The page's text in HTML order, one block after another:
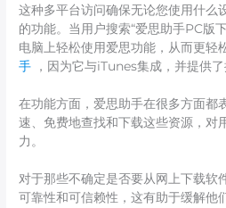
这种多平台访问确保无论您使用什么
的功能。当用户搜索“爱思助手PC版
电脑上轻松使用爱思功能，从而更轻
手 ，因为它与iTunes集成，并提供
在功能方面，爱思助手在很多方面都
速、免费地查找和下载这些资源，对
力。
对于那些不确定是否要从网上下载软
可靠性和可信赖性，这有助于缓解他